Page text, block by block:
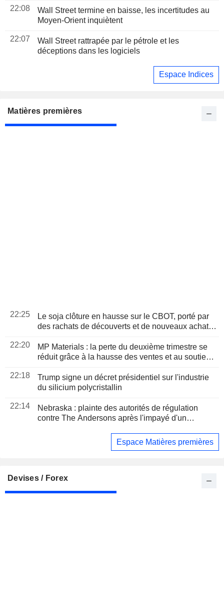
22:08
Wall Street termine en baisse, les incertitudes au
Moyen-Orient inquiètent
22:07
Wall Street rattrapée par le pétrole et les
déceptions dans les logiciels
Espace Indices
Matières premières
22:25
Le soja clôture en hausse sur le CBOT, porté par
des rachats de découverts et de nouveaux achats
22:20
MP Materials : la perte du deuxième trimestre se
réduit grâce à la hausse des ventes et au soutien
22:18
Trump signe un décret présidentiel sur l'industrie
du silicium polycristallin
22:14
Nebraska : plainte des autorités de régulation
contre The Andersons après l'impayé d'un
Espace Matières premières
Devises / Forex